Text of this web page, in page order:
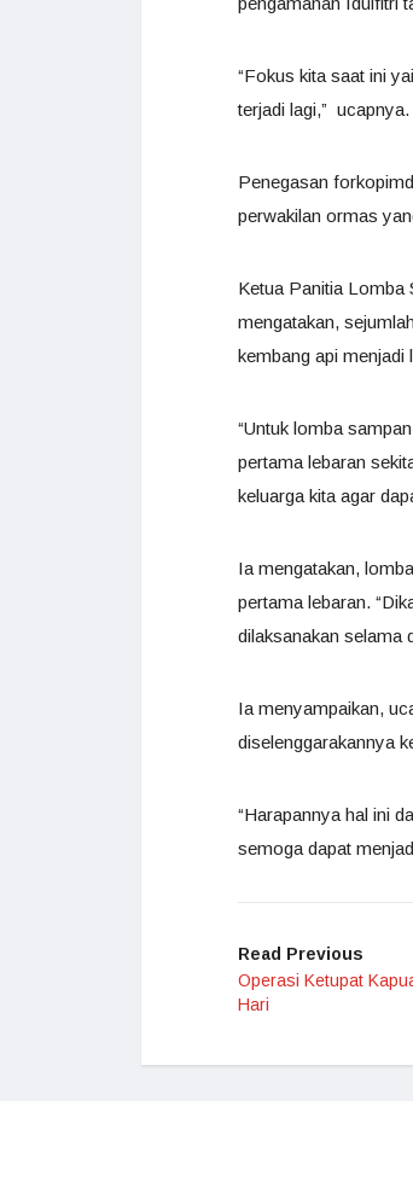
“Fokus kita saat ini
terjadi lagi,” ucapnya.
Penegasan
perwakilan ormas
Ketua Panitia Lomba
mengatakan,
kembang api
“Untuk lomba
pertama lebaran
keluarga kita agar
Ia mengatakan,
pertama lebaran.
dilaksanakan selama
Ia menyampaikan,
diselenggarakannya
“Harapannya hal ini
semoga dapat
Read Previous
Operasi Ketupat
Hari